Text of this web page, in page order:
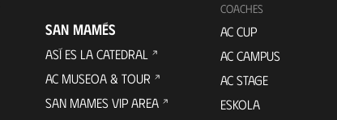
SAN MAMÉS
ASÍ ES LA CATEDRAL
AC MUSEOA & TOUR
SAN MAMES VIP AREA
COACHES
AC CUP
AC CAMPUS
AC STAGE
ESKOLA